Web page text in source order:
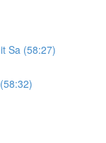
Sa (58:27)